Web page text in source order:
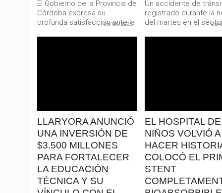
El Gobierno de la Provincia de
Córdoba expresa su
profunda satisfacción ante la
05/08/2026
Un accidente de
registrado durante la
del martes en el
05/
LLARYORA ANUNCIÓ
UNA INVERSIÓN DE
$3.500 MILLONES
PARA FORTALECER
LA EDUCACIÓN
TÉCNICA Y SU
EL HOSPITAL DE
NIÑOS VOLVIÓ A
HACER
COLOCÓ EL
STENT